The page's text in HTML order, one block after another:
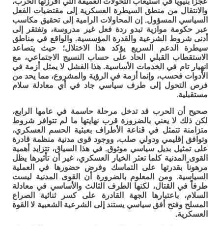
والانتقال من منطق السيطرة العسكرية إلى مقتضيات الفعل
السياسي المسؤول. إن المحاولات الرامية إلى تحقيق مكاسب
عبر حكومة موازية تبدو ردة فعل غير مدروسة، وتفتقر إلى
أدنى شروط الشرعية والقدرة المؤسسية. والواقع في مناطق
سيطرة الدعم السريع يؤكد هذا الاختلال؛ حيث يتصاعد
الاستقطاب القبلي الحاد على حساب النسيج الاجتماعي، مع
انهيار تام في الخدمات الأساسية. هذا الفشل لا يمثل أزمة في
الأدوات فحسب، وإنما أزمة في الرؤية والمشروع، مما يحد من
فرص التحول إلى طرف سياسي جاد في أي معادلة سلام
مستقبلية.
صحيح أن الحرب قد تدخل مرحلة حاسمة في عامها الرابع،
لكن ذلك لا يعني بالضرورة قرب نهايتها ما لم تتوافر شروط
متزامنة تتمثل في قناعة الأطراف بعبثية الحسم العسكري،
وتوافق إقليمي ودولي صلب، ووجود قوى مدنية منظمة قادرة
على تمثيل بديل سياسي موثوق. في هذا السياق، تتزايد أهمية
القوى المدنية كلما تعثر الخيار العسكري، غير أن تأثيرها يظل
مرهوناً بقدرتها على التماسك وفرض حضورها في العملية
السياسية. ومن المعلوم بالضرورة أن القوى المدنية ليست
طرفاً في القتال، لكنها الطرف الثالث والأساسي في معادلة
السلام، باعتبارها الجهة القادرة على كسر ثنائية الصراع
المسلح وفتح أفق سياسي يستند إلى الشرعية الشعبية لا القوة
العسكرية.